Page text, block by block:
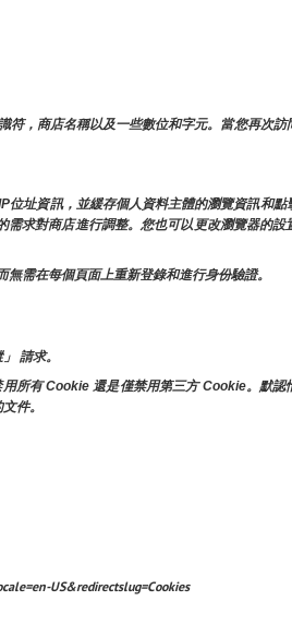
，商店名稱以及一些數位和字元。當您再次訪
址資訊，並緩存個人資料主體的瀏覽資訊和點
求對商店進行調整。您也可以更改瀏覽器的設
需在每個頁面上重新登錄和進行身份驗證。
請求。
所有 Cookie 還是僅禁用第三方 Cookie。默認
件。
US&redirectslug=Cookies